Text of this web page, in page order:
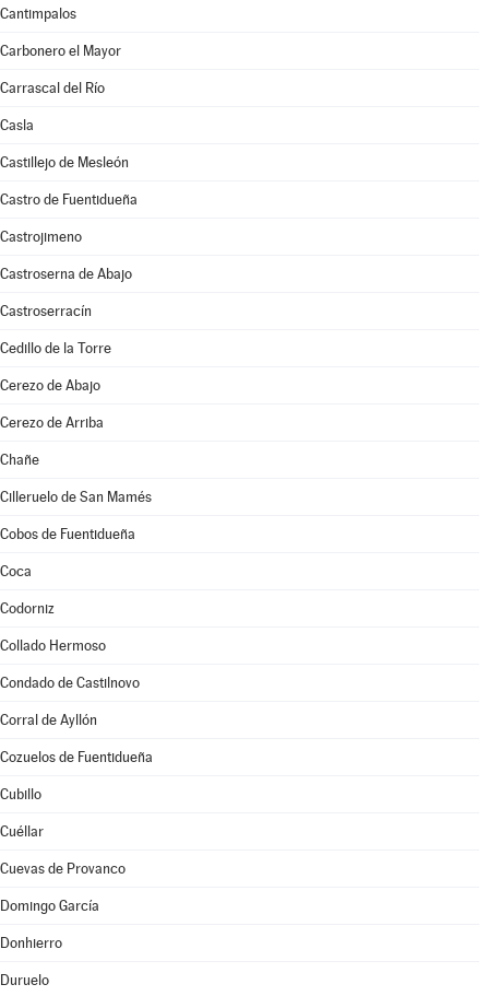
Cantimpalos
Carbonero el Mayor
Carrascal del Río
Casla
Castillejo de Mesleón
Castro de Fuentidueña
Castrojimeno
Castroserna de Abajo
Castroserracín
Cedillo de la Torre
Cerezo de Abajo
Cerezo de Arriba
Chañe
Cilleruelo de San Mamés
Cobos de Fuentidueña
Coca
Codorniz
Collado Hermoso
Condado de Castilnovo
Corral de Ayllón
Cozuelos de Fuentidueña
Cubillo
Cuéllar
Cuevas de Provanco
Domingo García
Donhierro
Duruelo